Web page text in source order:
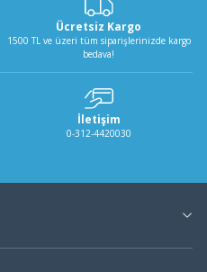
Ücretsiz Kargo
1500 TL ve üzeri tüm siparişlerinizde kargo
bedava!
İletişim
0-312-4420030